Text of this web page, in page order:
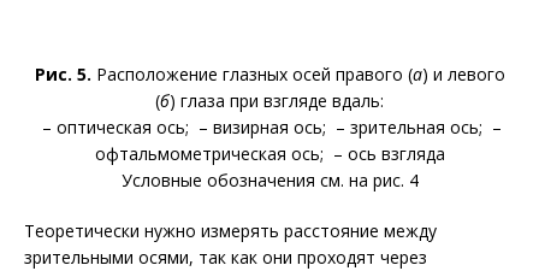
Рис. 5. Расположение глазных осей правого (а) и левого
(б) глаза при взгляде вдаль:
– оптическая ось; – визирная ось; – зрительная ось; –
офтальмометрическая ось; – ось взгляда
Условные обозначения см. на рис. 4
Теоретически нужно измерять расстояние между
зрительными осями, так как они проходят через